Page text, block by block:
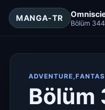
MANGA-TR Bölüm 344
Bölüm